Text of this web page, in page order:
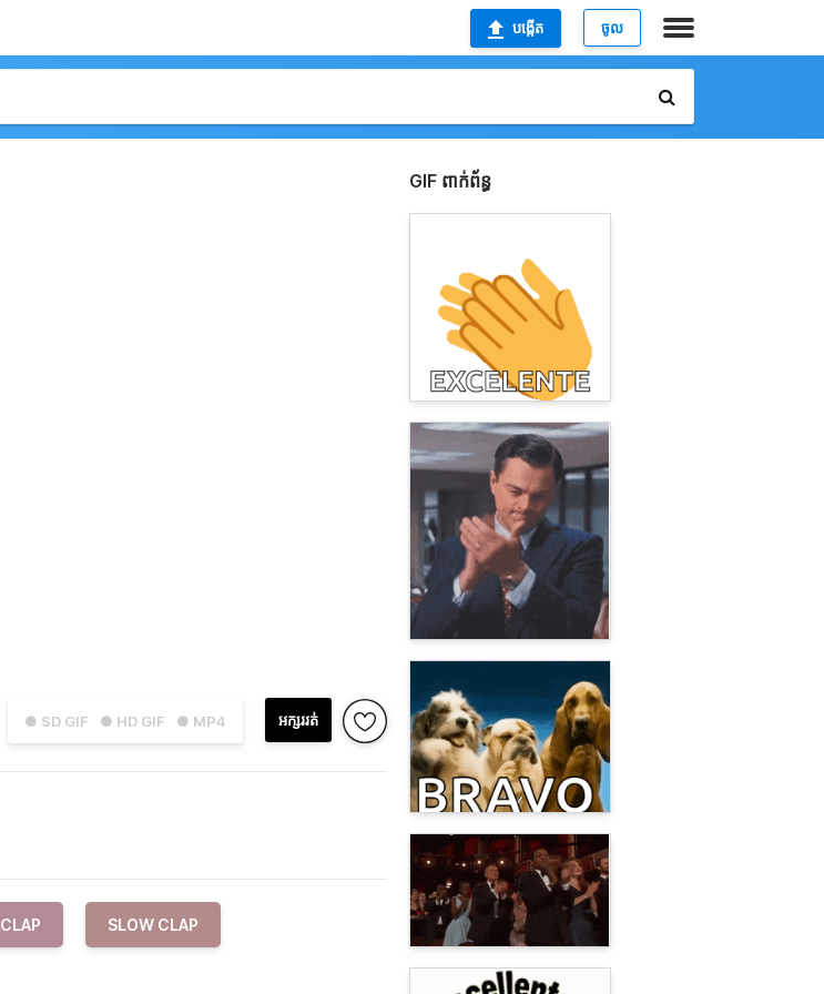
បង្កើត ចូល
● SD GIF ● HD GIF ● MP4 អក្សររត់
CLAP SLOW CLAP
GIF ពាក់ព័ន្ធ